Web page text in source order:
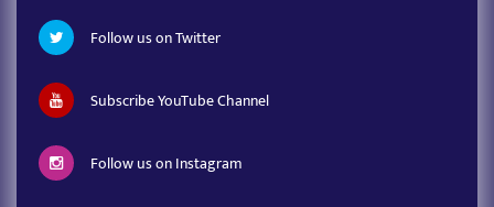
Follow us on Twitter
Subscribe YouTube Channel
Follow us on Instagram